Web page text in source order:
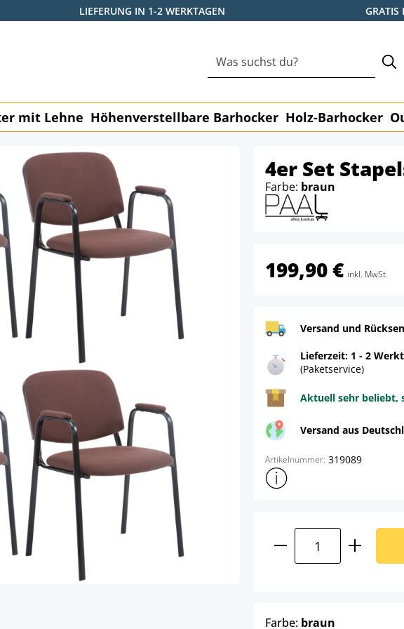
LIEFERUNG IN 1-2 WERKTAGEN GRATIS
mit Lehne Höhenverstellbare Barhocker Holz-Barhocker
4er Set
Farbe: braun
199,90 € inkl. MwSt.
Versand und
Lieferzeit: 1 - 2
(Paketservice)
Aktuell sehr beliebt,
Versand aus
Artikelnummer: 319089
Weitere
Produkt Anzahl:
Farbe: braun